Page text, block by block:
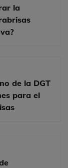
la
de la DGT
para el